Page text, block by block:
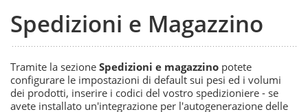
Spedizioni e Magazzino
Tramite la sezione Spedizioni e magazzino potete
configurare le impostazioni di default sui pesi ed i volumi
dei prodotti, inserire i codici del vostro spedizioniere - se
avete installato un'integrazione per l'autogenerazione delle